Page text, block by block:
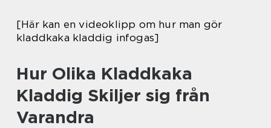
[Här kan en videoklipp om hur man gör
kladdkaka kladdig infogas]
Hur Olika Kladdkaka
Kladdig Skiljer sig från
Varandra